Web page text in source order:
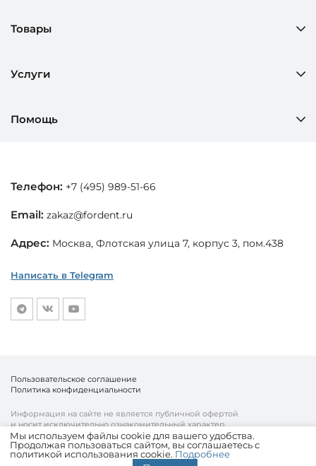
Товары
Услуги
Помощь
Телефон: +7 (495) 989-51-66
Email: zakaz@fordent.ru
Адрес: Москва, Флотская улица 7, корпус 3, пом.438
Написать в Telegram
© «Fordent», 2010—2026
Комплексный подход к вашему бизнесу
Информация на сайте не является публичной офертой
и носит исключительно ознакомительный характер.
Пользовательское соглашение
Политика конфиденциальности
Мы используем файлы cookie для вашего удобства.
Продолжая пользоваться сайтом, вы соглашаетесь с
политикой использования cookie. Подробнее